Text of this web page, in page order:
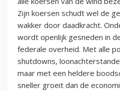
Zijn koersen schudt wel de
wakker door daadkracht.
wordt openlijk gesneden in
federale overheid. Met alle
shutdowns,
maar met een heldere
sneller groeit dan de